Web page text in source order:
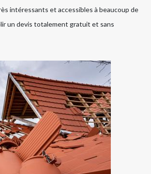
intéressants et accessibles à beaucoup de
un devis totalement gratuit et sans